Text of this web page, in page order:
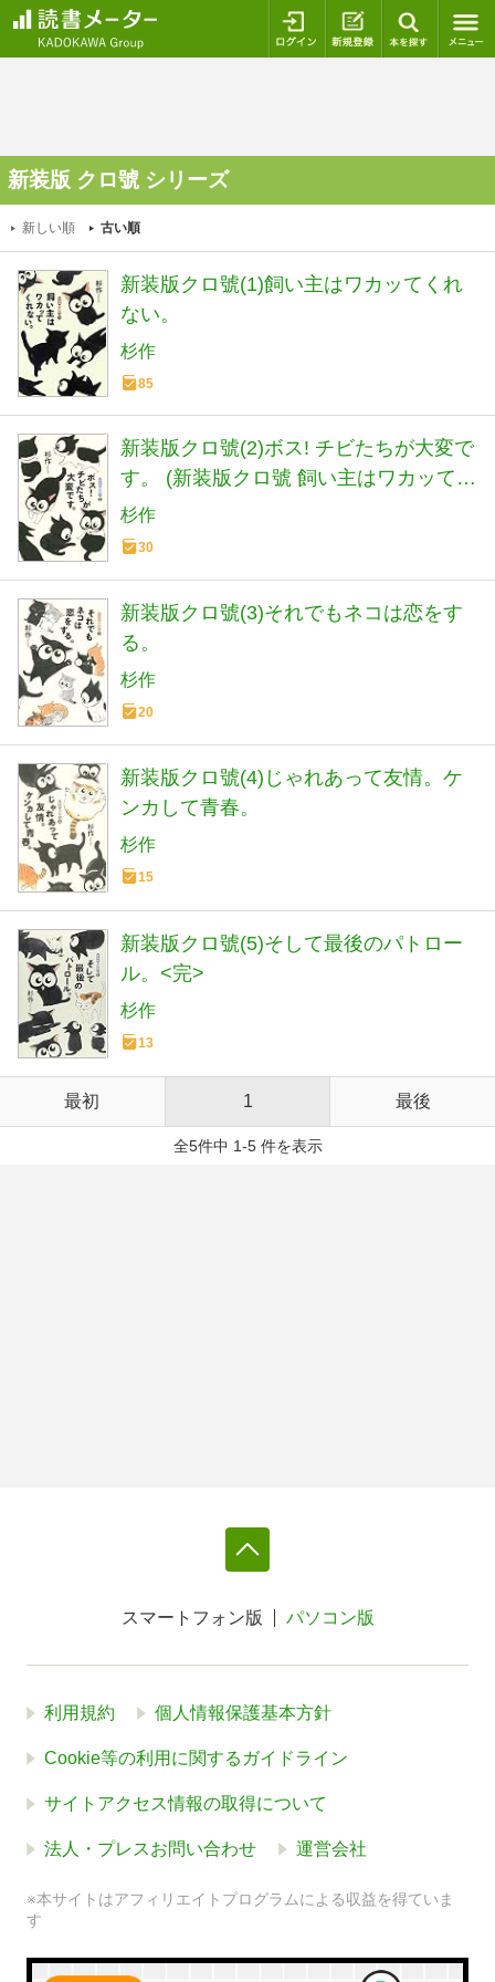
ログイン 新規登録
新装版 クロ號 シリーズ
新しい順 古い順
新装版クロ號(1)飼い主はワカッてくれ
ない。
杉作
85
新装版クロ號(2)ボス! チビたちが大変で
す。 (新装版クロ號 飼い主はワカッてく
れない。)
杉作
30
新装版クロ號(3)それでもネコは恋をす
る。
杉作
20
新装版クロ號(4)じゃれあって友情。ケ
ンカして青春。
杉作
15
新装版クロ號(5)そして最後のパトロー
ル。<完>
杉作
13
最初 1 最後
全5件中 1-5 件を表示
スマートフォン版 パソコン版
利用規約 個人情報保護基本方針
Cookie等の利用に関するガイドライン
サイトアクセス情報の取得について
法人・プレスお問い合わせ 運営会社
※本サイトはアフィリエイトプログラムによる収益を得ていま
す